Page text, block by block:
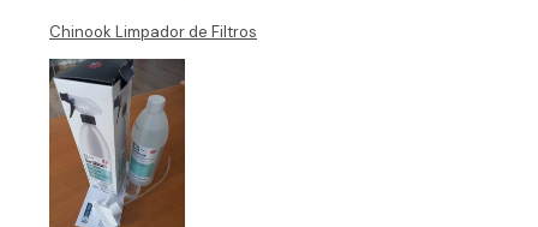
Chinook Limpador de Filtros